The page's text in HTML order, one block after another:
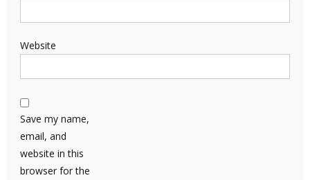
Website
Save my name,
email, and
website in this
browser for the